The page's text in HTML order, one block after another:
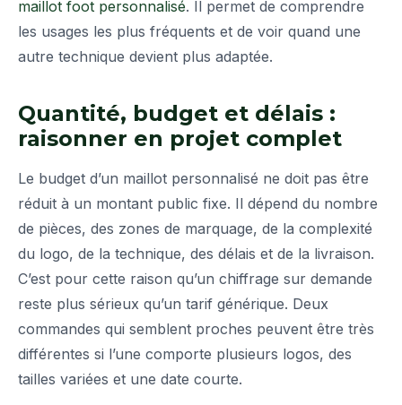
maillot foot personnalisé. Il permet de comprendre
les usages les plus fréquents et de voir quand une
autre technique devient plus adaptée.
Quantité, budget et délais :
raisonner en projet complet
Le budget d’un maillot personnalisé ne doit pas être
réduit à un montant public fixe. Il dépend du nombre
de pièces, des zones de marquage, de la complexité
du logo, de la technique, des délais et de la livraison.
C’est pour cette raison qu’un chiffrage sur demande
reste plus sérieux qu’un tarif générique. Deux
commandes qui semblent proches peuvent être très
différentes si l’une comporte plusieurs logos, des
tailles variées et une date courte.